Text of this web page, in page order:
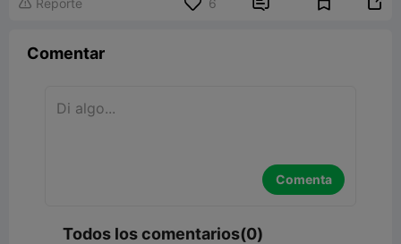
Comentar
Comenta
Todos los comentarios(0)